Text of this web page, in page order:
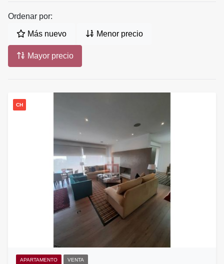
Ordenar por:
Más nuevo Menor precio
Mayor precio
CH
APARTAMENTO VENTA